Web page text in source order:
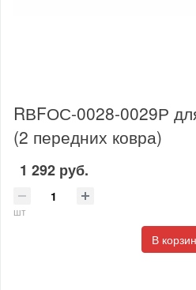
RВFОС-0028-0029Р
(2 передних ковра)
1 292 руб.
шт
В